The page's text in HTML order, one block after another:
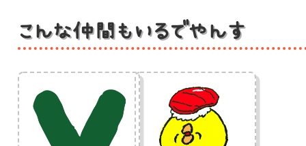
こんな仲間もいるでやんす